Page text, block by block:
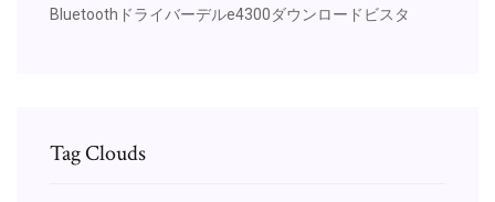
Bluetoothドライバーデルe4300ダウンロードビスタ
Tag Clouds